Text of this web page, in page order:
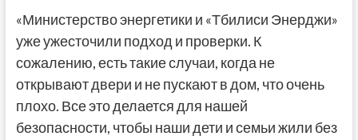
«Министерство энергетики и «Тбилиси Энерджи»
уже ужесточили подход и проверки. К
сожалению, есть такие случаи, когда не
открывают двери и не пускают в дом, что очень
плохо. Все это делается для нашей
безопасности, чтобы наши дети и семьи жили без